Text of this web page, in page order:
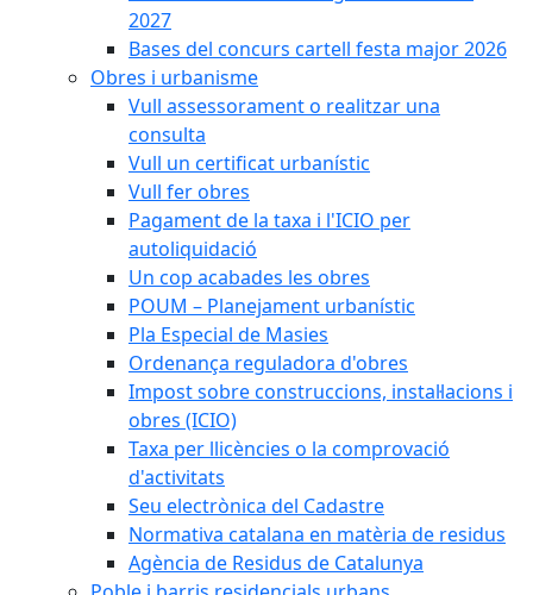
2027
Bases del concurs cartell festa major 2026
Obres i urbanisme
Vull assessorament o realitzar una
consulta
Vull un certificat urbanístic
Vull fer obres
Pagament de la taxa i l'ICIO per
autoliquidació
Un cop acabades les obres
POUM – Planejament urbanístic
Pla Especial de Masies
Ordenança reguladora d'obres
Impost sobre construccions, instal·lacions i
obres (ICIO)
Taxa per llicències o la comprovació
d'activitats
Seu electrònica del Cadastre
Normativa catalana en matèria de residus
Agència de Residus de Catalunya